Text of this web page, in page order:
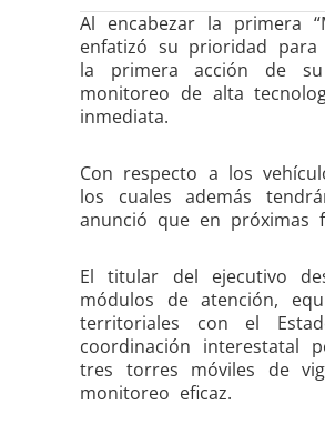
Al encabezar la primera
enfatizó su prioridad
la primera acción de
monitoreo de alta
inmediata.
Con respecto a los
los cuales además
anunció que en próximas
El titular del ejecutivo
módulos de atención,
territoriales con el
coordinación interestatal
tres torres móviles de
monitoreo eficaz.